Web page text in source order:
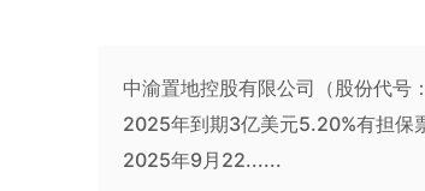
中渝置地控股有限公司（股份代
2025年到期3亿美元5.20%有担保
2025年9月22......